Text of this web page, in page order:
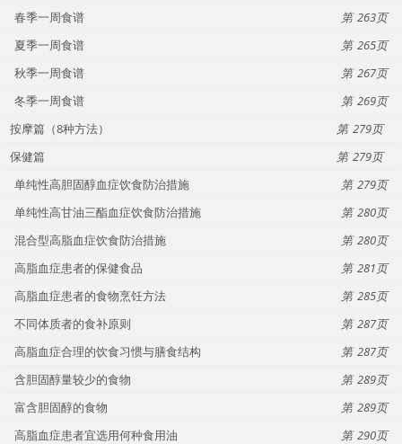
春季一周食谱
263
夏季一周食谱
265
秋季一周食谱
267
冬季一周食谱
269
按摩篇（8种方法）
279
保健篇
279
单纯性高胆固醇血症饮食防治措施
279
单纯性高甘油三酯血症饮食防治措施
280
混合型高脂血症饮食防治措施
280
高脂血症患者的保健食品
281
高脂血症患者的食物烹饪方法
285
不同体质者的食补原则
287
高脂血症合理的饮食习惯与膳食结构
287
含胆固醇量较少的食物
289
富含胆固醇的食物
289
高脂血症患者宜选用何种食用油
290